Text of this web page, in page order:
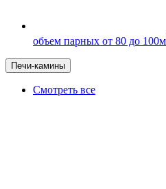
объем парных от 80 до 100м
Печи-камины
Смотреть все